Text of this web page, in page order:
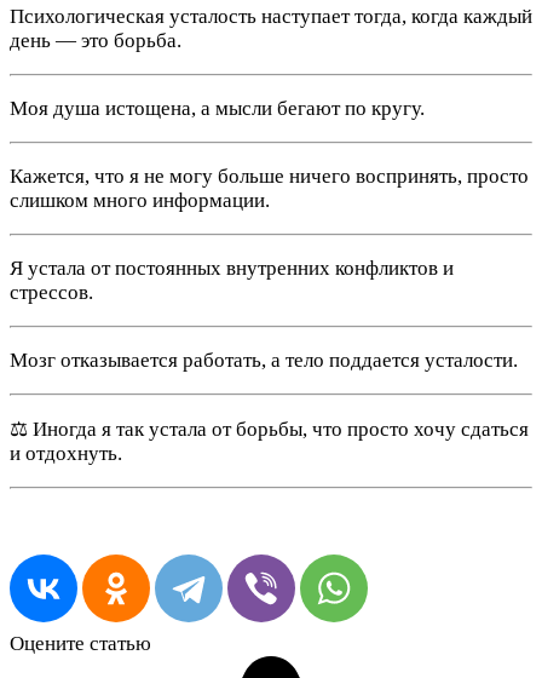
Психологическая усталость наступает тогда, когда каждый
день — это борьба.
Моя душа истощена, а мысли бегают по кругу.
Кажется, что я не могу больше ничего воспринять, просто
слишком много информации.
Я устала от постоянных внутренних конфликтов и
стрессов.
Мозг отказывается работать, а тело поддается усталости.
⚖ Иногда я так устала от борьбы, что просто хочу сдаться
и отдохнуть.
Оцените статью